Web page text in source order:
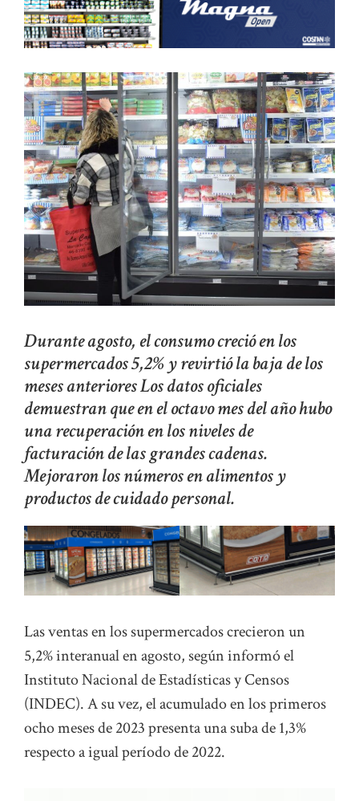
Durante agosto, el consumo creció en los
supermercados 5,2% y revirtió la baja de los
meses anteriores Los datos oficiales
demuestran que en el octavo mes del año hubo
una recuperación en los niveles de
facturación de las grandes cadenas.
Mejoraron los números en alimentos y
productos de cuidado personal.
Las ventas en los supermercados crecieron un
5,2% interanual en agosto, según informó el
Instituto Nacional de Estadísticas y Censos
(INDEC). A su vez, el acumulado en los primeros
ocho meses de 2023 presenta una suba de 1,3%
respecto a igual período de 2022.